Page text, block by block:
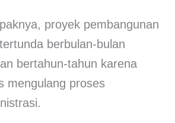
proyek pembangunan
berbulan-bulan
bertahun-tahun karena
mengulang proses